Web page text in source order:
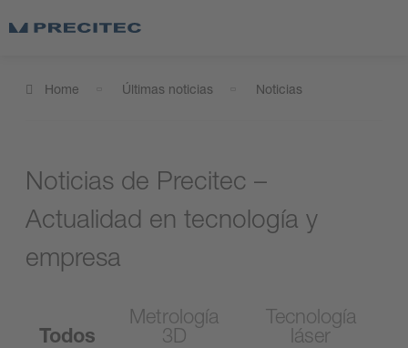
Home Últimas noticias Noticias
Noticias de Precitec –
Actualidad en tecnología y
empresa
Todos
Metrología
3D
Tecnología
láser